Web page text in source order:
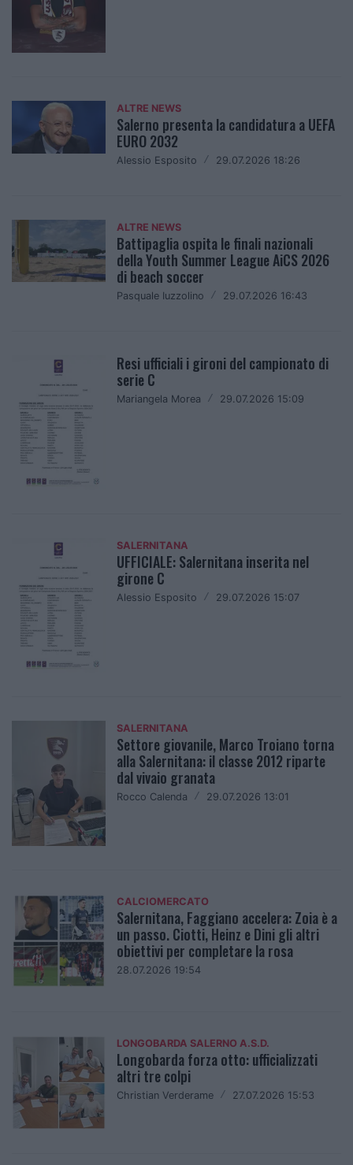
ALTRE NEWS
Salerno presenta la candidatura a UEFA
EURO 2032
Alessio Esposito / 29.07.2026 18:26
ALTRE NEWS
Battipaglia ospita le finali nazionali
della Youth Summer League AiCS 2026
di beach soccer
Pasquale Iuzzolino / 29.07.2026 16:43
Resi ufficiali i gironi del campionato di
serie C
Mariangela Morea / 29.07.2026 15:09
SALERNITANA
UFFICIALE: Salernitana inserita nel
girone C
Alessio Esposito / 29.07.2026 15:07
SALERNITANA
Settore giovanile, Marco Troiano torna
alla Salernitana: il classe 2012 riparte
dal vivaio granata
Rocco Calenda / 29.07.2026 13:01
CALCIOMERCATO
Salernitana, Faggiano accelera: Zoia è a
un passo. Ciotti, Heinz e Dini gli altri
obiettivi per completare la rosa
28.07.2026 19:54
LONGOBARDA SALERNO A.S.D.
Longobarda forza otto: ufficializzati
altri tre colpi
Christian Verderame / 27.07.2026 15:53